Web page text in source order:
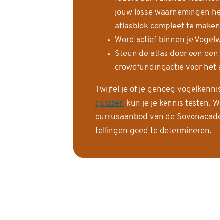
jouw losse waarnemingen
atlasblok compleet te
Word actief binnen je
Steun de atlas door een
crowdfundingactie voor het
Twijfel je of je genoeg
quizzen kun je je kennis testen.
cursusaanbod van de
tellingen goed te determineren.